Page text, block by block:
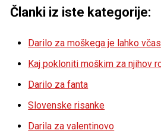
Članki iz iste kategorije:
Darilo za moškega je lahko
Kaj pokloniti moškim za njihov
Darilo za fanta
Slovenske risanke
Darila za valentinovo